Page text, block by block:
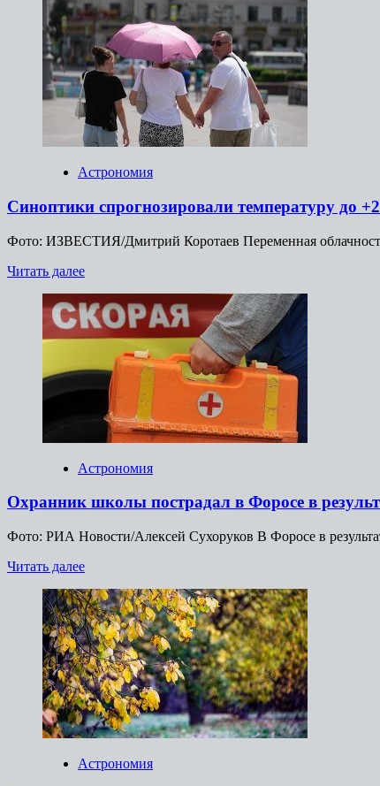
о
МИД
Франции
согласовал
с
США
новый
пакет
санкций
против
Астрономия
Синоптики спрогнозировали температуру до
Фото: ИЗВЕСТИЯ/Дмитрий Коротаев Переменная
Читать далееПрочитать
о
Синоптики
спрогнозировали
температуру
до
градусов
Москве
22
Астрономия
Охранник школы пострадал в Форосе в
Фото: РИА Новости/Алексей Сухоруков В Форосе в
Читать далееПрочитать
о
Охранник
школы
пострадал
в
Форосе
в
результате
атаки
БПЛА
Астрономия